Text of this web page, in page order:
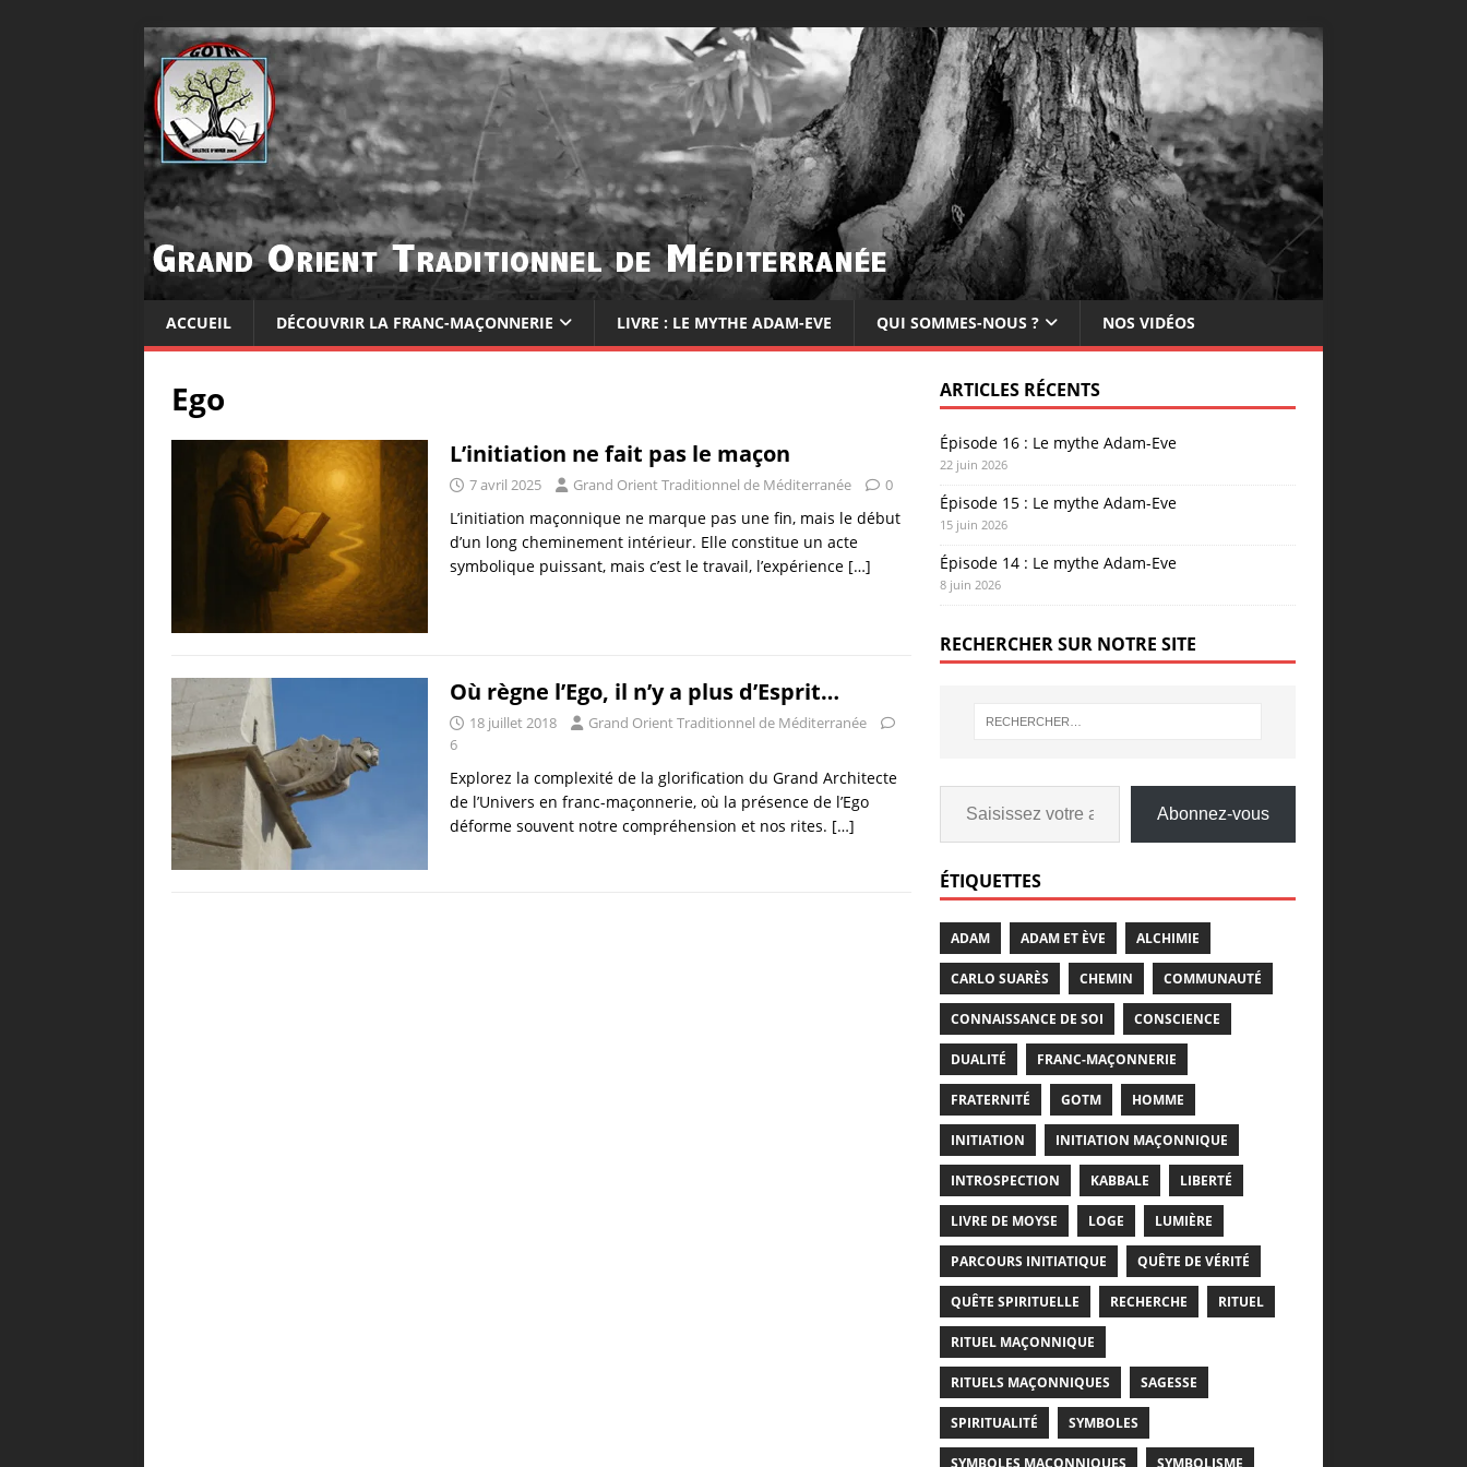
ACCUEIL DÉCOUVRIR LA FRANC-MAÇONNERIE LIVRE : LE MYTHE ADAM-EVE QUI SOMMES-NOUS ? NOS VIDÉOS
Ego
L’initiation ne fait pas le maçon
7 avril 2025 Grand Orient Traditionnel de Méditerranée 0
L’initiation maçonnique ne marque pas une fin, mais le début
d’un long cheminement intérieur. Elle constitue un acte
symbolique puissant, mais c’est le travail, l’expérience […]
Où règne l’Ego, il n’y a plus d’Esprit…
18 juillet 2018
Grand Orient Traditionnel de Méditerranée
6
Explorez la complexité de la glorification du Grand Architecte
de l’Univers en franc-maçonnerie, où la présence de l’Ego
déforme souvent notre compréhension et nos rites. […]
ARTICLES RÉCENTS
Épisode 16 : Le mythe Adam-Eve
22 juin 2026
Épisode 15 : Le mythe Adam-Eve
15 juin 2026
Épisode 14 : Le mythe Adam-Eve
8 juin 2026
RECHERCHER SUR NOTRE SITE
Abonnez-vous
ÉTIQUETTES
ADAM ADAM ET ÈVE ALCHIMIE
CARLO SUARÈS CHEMIN COMMUNAUTÉ
CONNAISSANCE DE SOI CONSCIENCE
DUALITÉ FRANC-MAÇONNERIE
FRATERNITÉ GOTM HOMME
INITIATION INITIATION MAÇONNIQUE
INTROSPECTION KABBALE LIBERTÉ
LIVRE DE MOYSE LOGE LUMIÈRE
PARCOURS INITIATIQUE QUÊTE DE VÉRITÉ
QUÊTE SPIRITUELLE RECHERCHE RITUEL
RITUEL MAÇONNIQUE
RITUELS MAÇONNIQUES SAGESSE
SPIRITUALITÉ SYMBOLES
SYMBOLES MAÇONNIQUES SYMBOLISME